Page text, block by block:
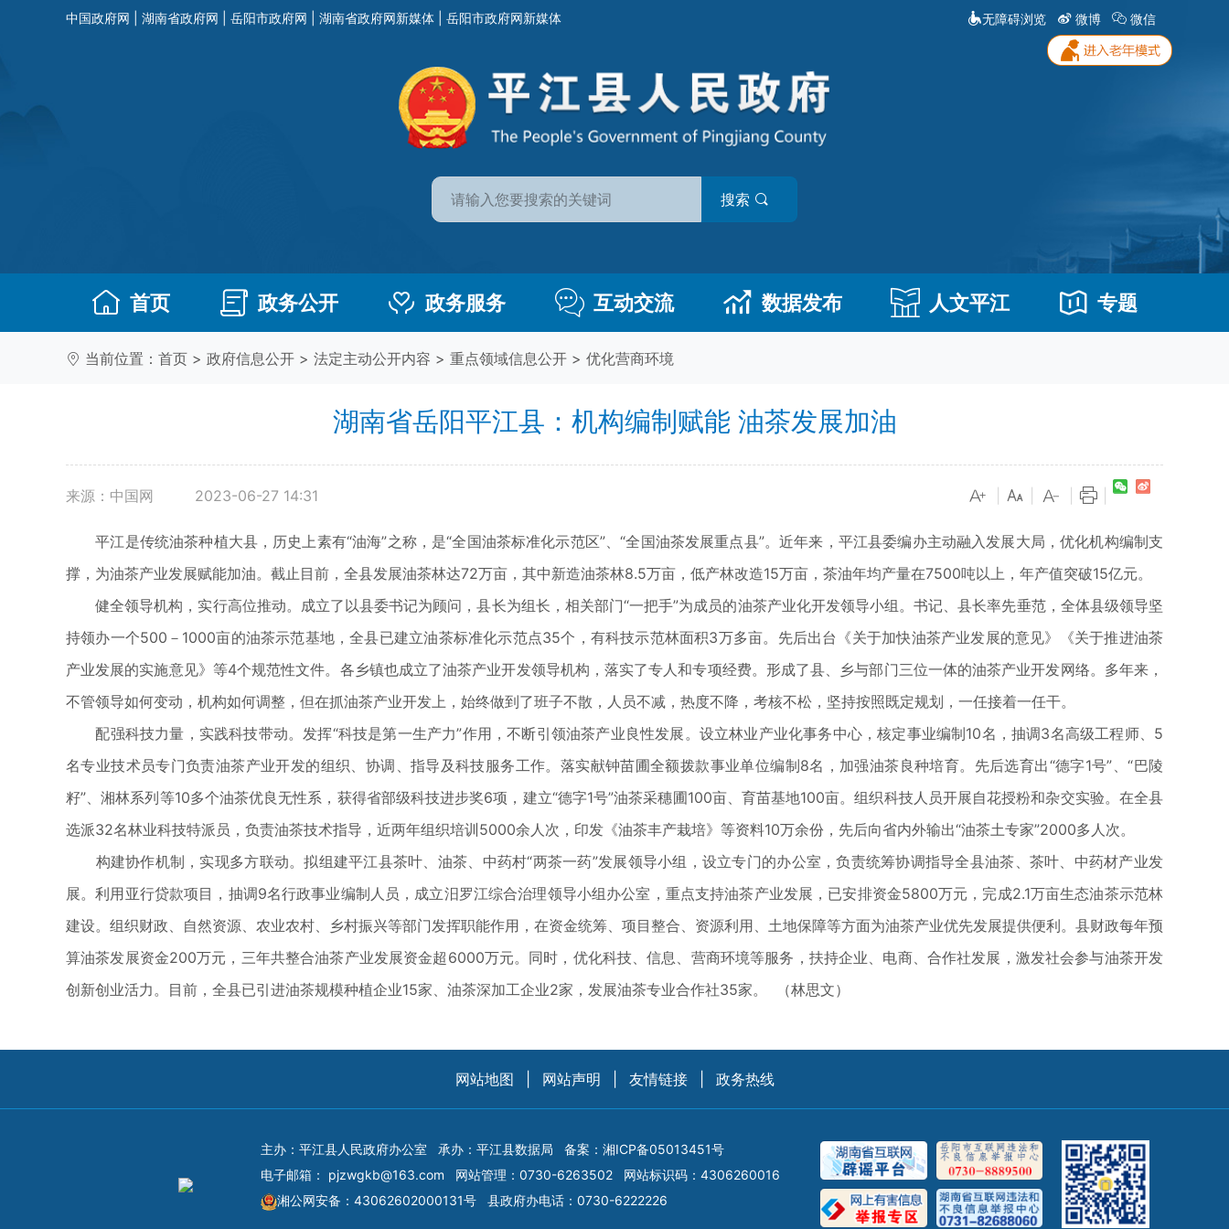
中国政府网 湖南省政府网 岳阳市政府网 湖南省政府网新媒体 岳阳市政府网新媒体 无障碍浏览 微博 微信
搜索
首页 政务公开 政务服务 互动交流 数据发布 人文平江 专题
当前位置： 首页 > 政府信息公开 > 法定主动公开内容 > 重点领域信息公开 > 优化营商环境
湖南省岳阳平江县：机构编制赋能 油茶发展加油
来源：中国网 2023-06-27 14:31
平江是传统油茶种植大县，历史上素有“油海”之称，是“全国油茶标准化示范区”、“全国油茶发展重点县”。近年来，平江县委编办主动融入发展大局，优化机构编制支
撑，为油茶产业发展赋能加油。截止目前，全县发展油茶林达72万亩，其中新造油茶林8.5万亩，低产林改造15万亩，茶油年均产量在7500吨以上，年产值突破15亿元。
健全领导机构，实行高位推动。成立了以县委书记为顾问，县长为组长，相关部门“一把手”为成员的油茶产业化开发领导小组。书记、县长率先垂范，全体县级领导坚
持领办一个500－1000亩的油茶示范基地，全县已建立油茶标准化示范点35个，有科技示范林面积3万多亩。先后出台《关于加快油茶产业发展的意见》《关于推进油茶
产业发展的实施意见》等4个规范性文件。各乡镇也成立了油茶产业开发领导机构，落实了专人和专项经费。形成了县、乡与部门三位一体的油茶产业开发网络。多年来，
不管领导如何变动，机构如何调整，但在抓油茶产业开发上，始终做到了班子不散，人员不减，热度不降，考核不松，坚持按照既定规划，一任接着一任干。
配强科技力量，实践科技带动。发挥“科技是第一生产力”作用，不断引领油茶产业良性发展。设立林业产业化事务中心，核定事业编制10名，抽调3名高级工程师、5
名专业技术员专门负责油茶产业开发的组织、协调、指导及科技服务工作。落实献钟苗圃全额拨款事业单位编制8名，加强油茶良种培育。先后选育出“德字1号”、“巴陵
籽”、湘林系列等10多个油茶优良无性系，获得省部级科技进步奖6项，建立“德字1号”油茶采穗圃100亩、育苗基地100亩。组织科技人员开展自花授粉和杂交实验。在全县
选派32名林业科技特派员，负责油茶技术指导，近两年组织培训5000余人次，印发《油茶丰产栽培》等资料10万余份，先后向省内外输出“油茶土专家”2000多人次。
构建协作机制，实现多方联动。拟组建平江县茶叶、油茶、中药村“两茶一药”发展领导小组，设立专门的办公室，负责统筹协调指导全县油茶、茶叶、中药材产业发
展。利用亚行贷款项目，抽调9名行政事业编制人员，成立汨罗江综合治理领导小组办公室，重点支持油茶产业发展，已安排资金5800万元，完成2.1万亩生态油茶示范林
建设。组织财政、自然资源、农业农村、乡村振兴等部门发挥职能作用，在资金统筹、项目整合、资源利用、土地保障等方面为油茶产业优先发展提供便利。县财政每年预
算油茶发展资金200万元，三年共整合油茶产业发展资金超6000万元。同时，优化科技、信息、营商环境等服务，扶持企业、电商、合作社发展，激发社会参与油茶开发
创新创业活力。目前，全县已引进油茶规模种植企业15家、油茶深加工企业2家，发展油茶专业合作社35家。 （林思文）
网站地图 网站声明 友情链接 政务热线
主办：平江县人民政府办公室 承办：平江县数据局 备案： 湘ICP备05013451号
电子邮箱： pjzwgkb@163.com 网站管理：0730-6263502
网站标识码：4306260016
湘公网安备：43062602000131号
县政府办电话：0730-6222226